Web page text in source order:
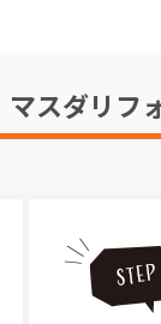
マスダリフ